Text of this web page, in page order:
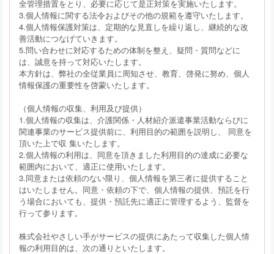
全管理措置をとり、必要に応じて是正対策を実施いたします。
3.個人情報に関する法令およびその他の規範を遵守いたします。
4.個人情報保護対策は、定期的な見直しを繰り返し、継続的な改
善活動につなげていきます。
5.問い合わせに対応するための体制を整え、疑問・質問などに
は、誠意を持って対応いたします。
本方針は、弊社の全従業員に周知させ、教育、啓発に努め、個人
情報保護の重要性を啓蒙いたします。
（個人情報の収集、利用及び提供）
1.個人情報の収集は、介護関係・人材紹介派遣事業活動ならびに
関連事業のサービス提供前に、利用目的の範囲を説明し、 同意を
頂いた上で収 集いたします。
2.個人情報の利用は、同意を頂きました利用目的の達成に必要な
範囲内において、適正に使用いたします。
3.同意または依頼のない限り、個人情報を第三者に提供すること
はいたしません。同意・依頼の下で、個人情報の提供、預託を行
う場合においても、提供・預託先に適正に管理するよう、監督を
行って参ります。
株式会社やさしい手がサービスの提供にあたって収集した個人情
報の利用目的は、次の通りといたします。